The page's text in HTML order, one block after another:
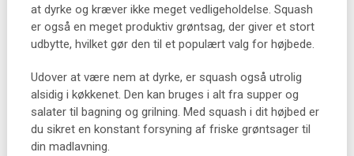
at dyrke og kræver ikke meget vedligeholdelse. Squash
er også en meget produktiv grøntsag, der giver et stort
udbytte, hvilket gør den til et populært valg for højbede.
Udover at være nem at dyrke, er squash også utrolig
alsidig i køkkenet. Den kan bruges i alt fra supper og
salater til bagning og grilning. Med squash i dit højbed er
du sikret en konstant forsyning af friske grøntsager til
din madlavning.